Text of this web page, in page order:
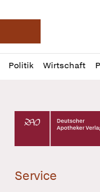
Deutsche
Politik Wirtschaft
Profil
öffnen
Daz
Pur
Deutscher
Service